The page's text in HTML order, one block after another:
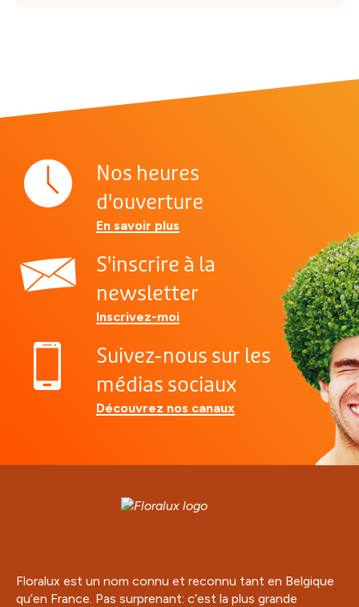
Nos heures
d'ouverture
En savoir plus
S'inscrire à la
newsletter
Inscrivez-moi
Suivez-nous sur les
médias sociaux
Découvrez nos canaux
Floralux est un nom connu et reconnu tant en Belgique
qu’en France. Pas surprenant: c’est la plus grande